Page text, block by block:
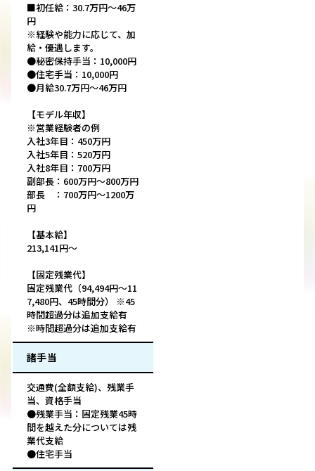
■初任給：30.7万円～46万
円
※経験や能力に応じて、加
給・優遇します。
●秘密保持手当：10,000円
●住宅手当：10,000円
●月給30.7万円～46万円
【モデル年収】
※営業経験者の例
入社3年目：450万円
入社5年目：520万円
入社8年目：700万円
副部長：600万円～800万円
部長 ：700万円〜1200万
円
【基本給】
213,141円～
【固定残業代】
固定残業代（94,494円～11
7,480円、45時間分） ※45
時間超過分は追加支給有
※時間超過分は追加支給有
諸手当
交通費(全額支給)、残業手
当、資格手当
●残業手当：固定残業45時
間を越えた分については残
業代支給
●住宅手当